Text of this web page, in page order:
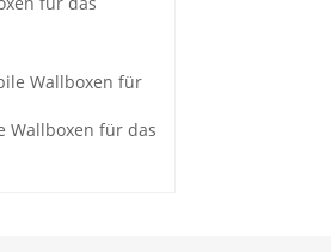
Wallboxen für das